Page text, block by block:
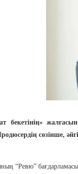
бекетінің»
сөзінше,
“Ревю”